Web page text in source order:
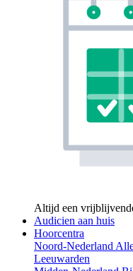
Altijd een
Audicien aan huis
Hoorcentra
Noord-Nederland
Leeuwarden